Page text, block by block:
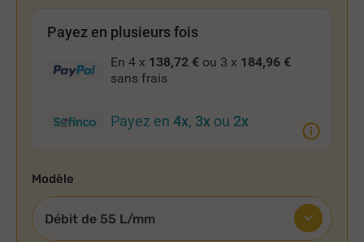
Payez en plusieurs fois
En 4 x 138,72 € ou 3 x 184,96 €
sans frais
Payez en 4x, 3x ou 2x
Modèle